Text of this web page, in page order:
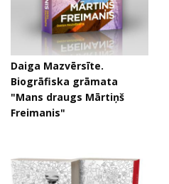
Daiga Mazvērsīte.
Biogrāfiska grāmata
"Mans draugs Mārtiņš
Freimanis"